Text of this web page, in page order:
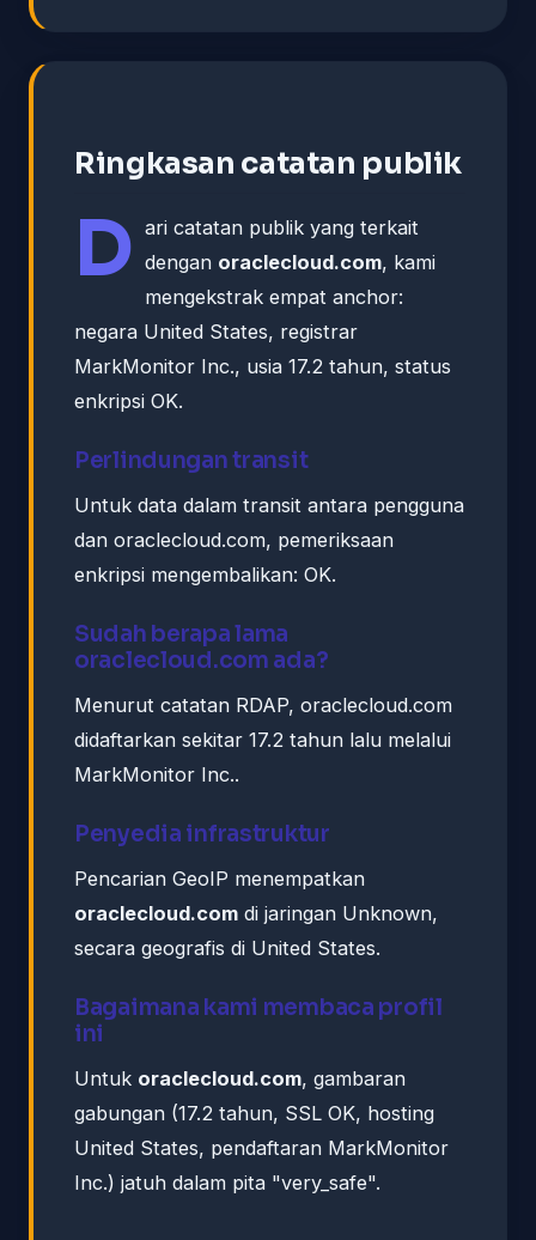
Ringkasan catatan publik
D ari catatan publik yang terkait
dengan oraclecloud.com, kami
mengekstrak empat anchor:
negara United States, registrar
MarkMonitor Inc., usia 17.2 tahun, status
enkripsi OK.
Perlindungan transit
Untuk data dalam transit antara pengguna
dan oraclecloud.com, pemeriksaan
enkripsi mengembalikan: OK.
Sudah berapa lama
oraclecloud.com ada?
Menurut catatan RDAP, oraclecloud.com
didaftarkan sekitar 17.2 tahun lalu melalui
MarkMonitor Inc..
Penyedia infrastruktur
Pencarian GeoIP menempatkan
oraclecloud.com di jaringan Unknown,
secara geografis di United States.
Bagaimana kami membaca profil
ini
Untuk oraclecloud.com, gambaran
gabungan (17.2 tahun, SSL OK, hosting
United States, pendaftaran MarkMonitor
Inc.) jatuh dalam pita "very_safe".